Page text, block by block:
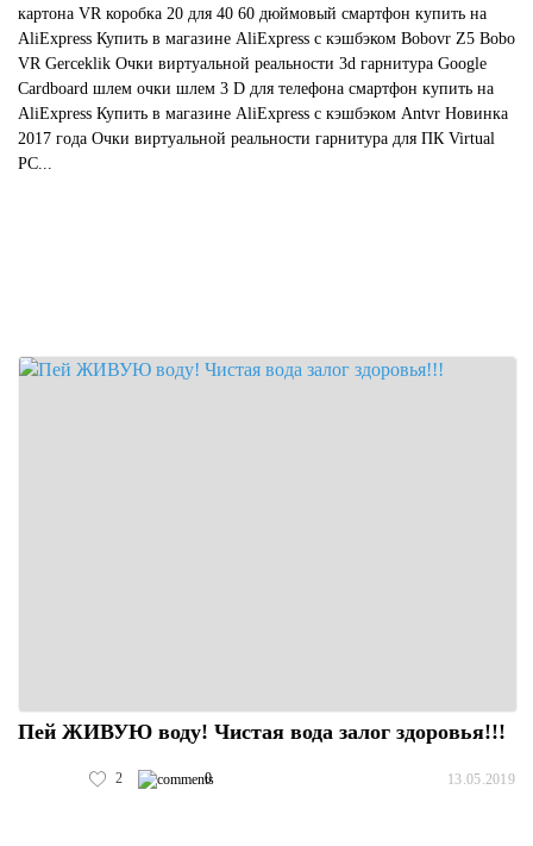
картона VR коробка 20 для 40 60 дюймовый смартфон купить на
AliExpress Купить в магазине AliExpress с кэшбэком Bobovr Z5 Bobo
VR Gerceklik Очки виртуальной реальности 3d гарнитура Google
Cardboard шлем очки шлем 3 D для телефона смартфон купить на
AliExpress Купить в магазине AliExpress с кэшбэком Antvr Новинка
2017 года Очки виртуальной реальности гарнитура для ПК Virtual
PC...
Пей ЖИВУЮ воду! Чистая вода залог здоровья!!!
2 0 13.05.2019